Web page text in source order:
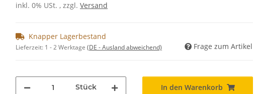
inkl. 0% USt. , zzgl. Versand
Knapper Lagerbestand
Lieferzeit: 1 - 2 Werktage (DE - Ausland abweichend) Frage zum Artikel
Stück In den Warenkorb